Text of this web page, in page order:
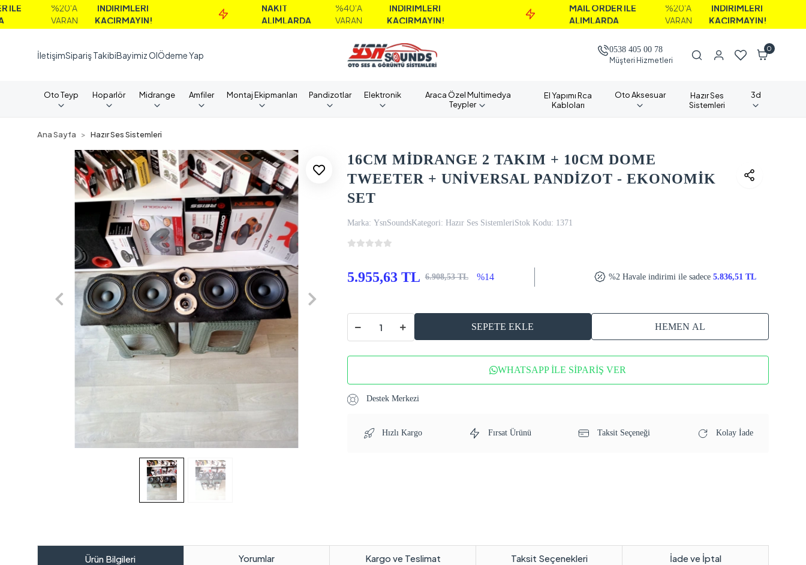
%20'A
İNDİRİMLERİ
KAÇIRMAYIN!
NAKİT
ALIMLARDA
VARAN
İNDİRİMLERİ
KAÇIRMAYIN!
MAİL ORDER İLE
ALIMLARDA
%20'A
İNDİRİMLERİ
KAÇIRMAYIN!
İletişimSipariş TakibiBayimiz OlÖdeme Yap
0538 405 00 78
Müşteri Hizmetleri
0
Oto Teyp Hoparlör Midrange Amfiler Montaj Ekipmanları Pandizotlar Elektronik
Araca Özel Multimedya
Teypler
El Yapımı Rca
Kabloları
Oto Aksesuar
Hazır Ses
Sistemleri
3d
Ana Sayfa Hazır Ses Sistemleri
16CM MİDRANGE 2 TAKIM + 10CM DOME
TWEETER + UNİVERSAL PANDİZOT - EKONOMİK
SET
Marka: YsnSoundsKategori: Hazır Ses SistemleriStok Kodu: 1371
5.955,63 TL 6.908,53 TL %14 %2 Havale indirimi ile sadece 5.836,51 TL
SEPETE EKLE HEMEN AL
WHATSAPP İLE SİPARİŞ VER
Destek Merkezi
Hızlı Kargo Fırsat Ürünü Taksit Seçeneği Kolay İade
Ürün Bilgileri Yorumlar Kargo ve Teslimat Taksit Seçenekleri İade ve İptal